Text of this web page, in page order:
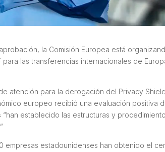
la Comisión Europea está
las transferencias internacionales de
atención para la derogación del Privacy
europeo recibió una evaluación positiva
establecido las estructuras y
empresas estadounidenses han obtenido el